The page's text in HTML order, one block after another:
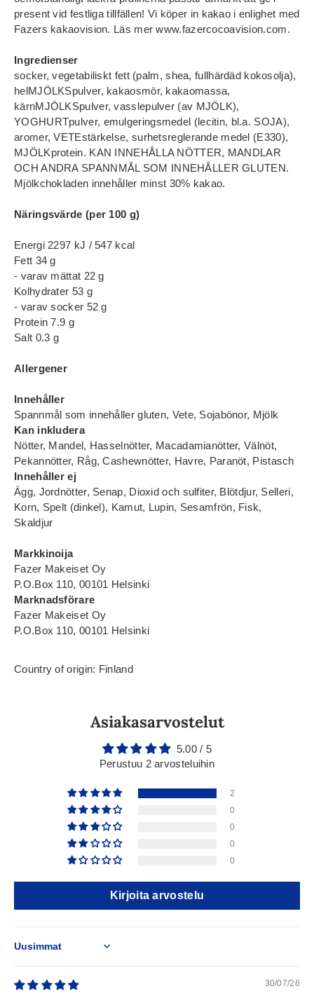
present vid festliga tillfällen! Vi köper in kakao i enlighet med
Fazers kakaovision. Läs mer www.fazercocoavision.com.
Ingredienser
socker, vegetabiliskt fett (palm, shea, fullhärdäd kokosolja),
helMJÖLKSpulver, kakaosmör, kakaomassa,
kärnMJÖLKSpulver, vasslepulver (av MJÖLK),
YOGHURTpulver, emulgeringsmedel (lecitin, bl.a. SOJA),
aromer, VETEstärkelse, surhetsreglerande medel (E330),
MJÖLKprotein. KAN INNEHÅLLA NÖTTER, MANDLAR
OCH ANDRA SPANNMÅL SOM INNEHÅLLER GLUTEN.
Mjölkchokladen innehåller minst 30% kakao.
Näringsvärde (per 100 g)
Energi 2297 kJ / 547 kcal
Fett 34 g
- varav mättat 22 g
Kolhydrater 53 g
- varav socker 52 g
Protein 7.9 g
Salt 0.3 g
Allergener
Innehåller
Spannmål som innehåller gluten, Vete, Sojabönor, Mjölk
Kan inkludera
Nötter, Mandel, Hasselnötter, Macadamianötter, Välnöt,
Pekannötter, Råg, Cashewnötter, Havre, Paranöt, Pistasch
Innehåller ej
Ägg, Jordnötter, Senap, Dioxid och sulfiter, Blötdjur, Selleri,
Korn, Spelt (dinkel), Kamut, Lupin, Sesamfrön, Fisk,
Skaldjur
Markkinoija
Fazer Makeiset Oy
P.O.Box 110, 00101 Helsinki
Marknadsförare
Fazer Makeiset Oy
P.O.Box 110, 00101 Helsinki
Country of origin: Finland
Asiakasarvostelut
5.00 / 5
Perustuu 2 arvosteluihin
2
0
0
0
0
Kirjoita arvostelu
Sort by
30/07/26